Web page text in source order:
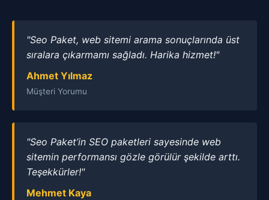
"Seo Paket, web sitemi arama sonuçlarında üst
sıralara çıkarmamı sağladı. Harika hizmet!"
Ahmet Yılmaz
Müşteri Yorumu
"Seo Paket’in SEO paketleri sayesinde web
sitemin performansı gözle görülür şekilde arttı.
Teşekkürler!"
Mehmet Kaya